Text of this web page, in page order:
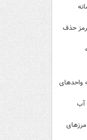
حذف
واحدهای
آب